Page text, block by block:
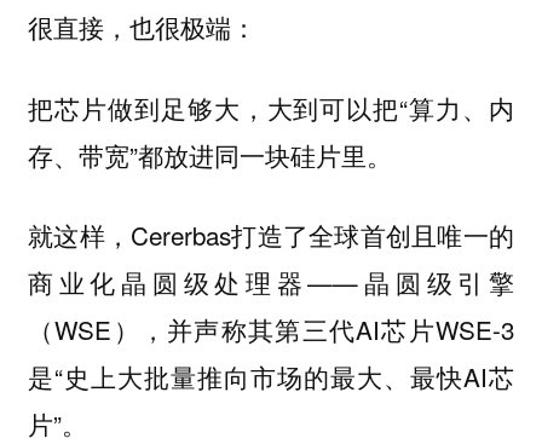
很直接，也很极端：
把芯片做到足够大，大到可以把“算力、内
存、带宽”都放进同一块硅片里。
就这样，Cererbas打造了全球首创且唯一的
商业化晶圆级处理器——晶圆级引擎
（WSE），并声称其第三代AI芯片WSE-3
是“史上大批量推向市场的最大、最快AI芯
片”。